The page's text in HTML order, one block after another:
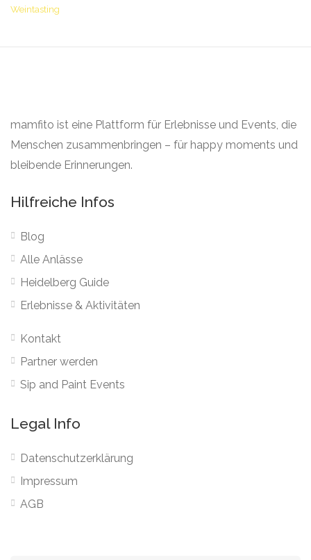
Weintasting
mamfito ist eine Plattform für Erlebnisse und Events, die
Menschen zusammenbringen – für happy moments und
bleibende Erinnerungen.
Hilfreiche Infos
Blog
Alle Anlässe
Heidelberg Guide
Erlebnisse & Aktivitäten
Kontakt
Partner werden
Sip and Paint Events
Legal Info
Datenschutzerklärung
Impressum
AGB